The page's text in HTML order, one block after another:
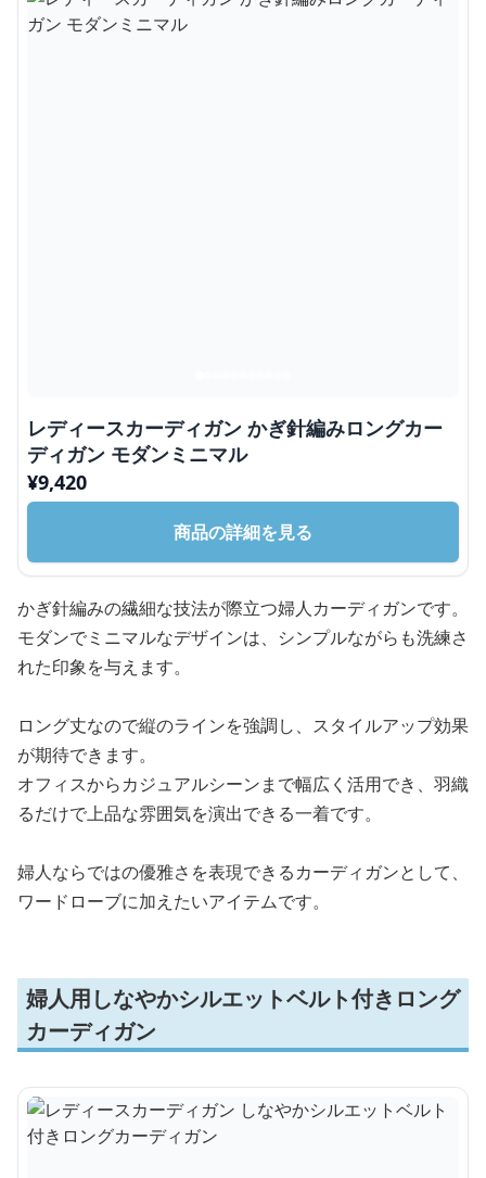
レディースカーディガン かぎ針編みロングカー
ディガン モダンミニマル
¥9,420
商品の詳細を見る
かぎ針編みの繊細な技法が際立つ婦人カーディガンです。
モダンでミニマルなデザインは、シンプルながらも洗練さ
れた印象を与えます。
ロング丈なので縦のラインを強調し、スタイルアップ効果
が期待できます。
オフィスからカジュアルシーンまで幅広く活用でき、羽織
るだけで上品な雰囲気を演出できる一着です。
婦人ならではの優雅さを表現できるカーディガンとして、
ワードローブに加えたいアイテムです。
婦人用しなやかシルエットベルト付きロング
カーディガン